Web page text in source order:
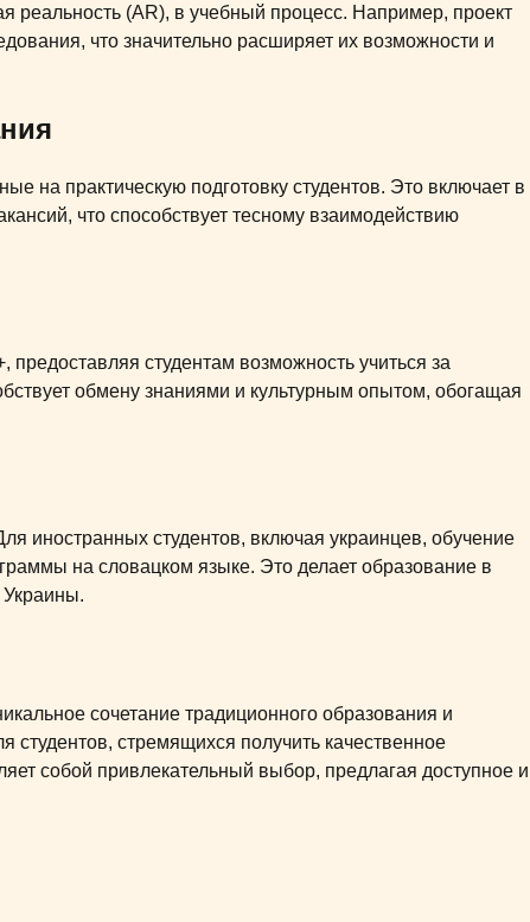
реальность (AR), в учебный процесс. Например, проект
что значительно расширяет их возможности и
на практическую подготовку студентов. Это включает в
что способствует тесному взаимодействию
предоставляя студентам возможность учиться за
обмену знаниями и культурным опытом, обогащая
иностранных студентов, включая украинцев, обучение
на словацком языке. Это делает образование в
Украины.
сочетание традиционного образования и
студентов, стремящихся получить качественное
собой привлекательный выбор, предлагая доступное и